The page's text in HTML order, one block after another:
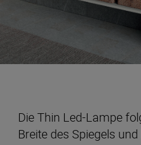
Die Thin Led-Lampe
Breite des Spiegels